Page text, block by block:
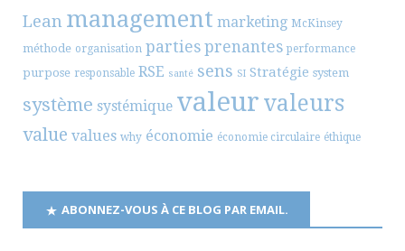
Lean management marketing McKinsey
méthode organisation parties prenantes performance
purpose responsable RSE santé sens SI Stratégie system
système systémique valeur valeurs
value values why économie économie circulaire éthique
ABONNEZ-VOUS À CE BLOG PAR EMAIL.